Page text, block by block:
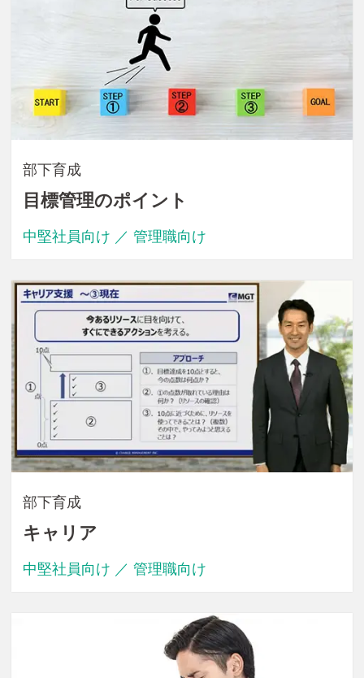
部下育成
目標管理のポイント
中堅社員向け ／ 管理職向け
部下育成
キャリア
中堅社員向け ／ 管理職向け